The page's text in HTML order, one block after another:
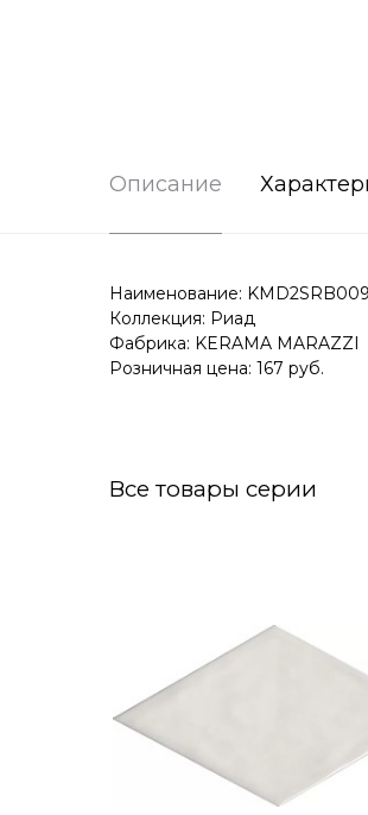
Описание
Наименование:
Коллекция: Риад
Фабрика: KERAMA MARAZZI
Розничная цена: 167 руб.
Все товары серии